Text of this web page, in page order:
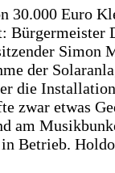
30.000 Euro
Bürgermeister
Simon
der
die
zwar etwas
am
Betrieb.